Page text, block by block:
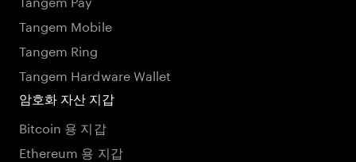
Tangem Mobile
Tangem Ring
Tangem Hardware Wallet
암호화 자산 지갑
Bitcoin 용 지갑
Ethereum 용 지갑